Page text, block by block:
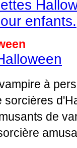
enfants.
à
sorcières
de